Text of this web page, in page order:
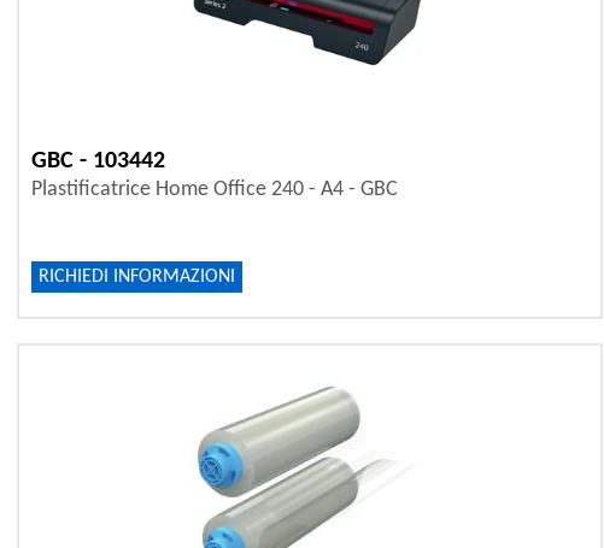
GBC - 103442
Plastificatrice Home Office 240 - A4 - GBC
RICHIEDI INFORMAZIONI